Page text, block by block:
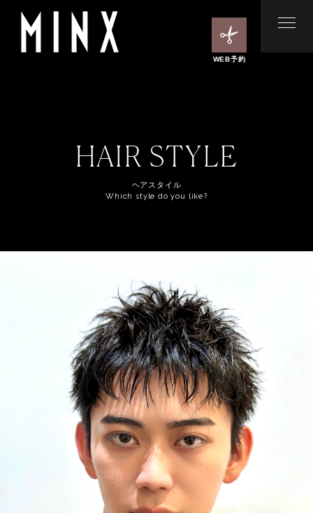
WEB予約
HAIR STYLE
ヘアスタイル
Which style do you like?